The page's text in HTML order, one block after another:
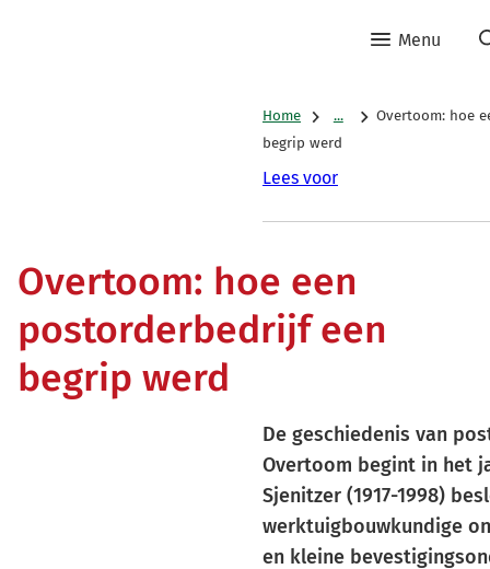
Menu
Home ...
Overtoom: hoe
begrip werd
Lees voor
Overtoom: hoe een
postorderbedrijf een
begrip werd
De geschiedenis van
Overtoom begint in het
Sjenitzer (1917-1998)
werktuigbouwkundige
en kleine